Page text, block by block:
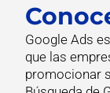
Google Ads
que las
promocionar